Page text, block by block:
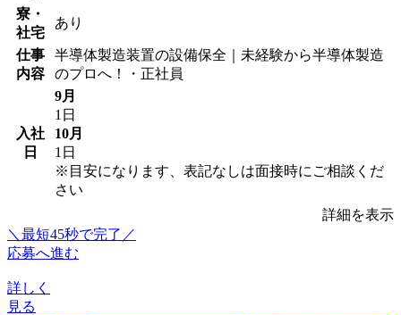
寮・
社宅
あり
仕事
内容
半導体製造装置の設備保全｜未経験から半導体製造
のプロへ！・正社員
入社
日
9月
1日
10月
1日
※目安になります、表記なしは面接時にご相談くだ
さい
詳細を表示
＼最短45秒で完了／
応募へ進む
詳しく
見る